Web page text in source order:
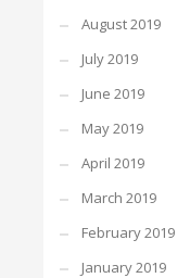
August 2019
July 2019
June 2019
May 2019
April 2019
March 2019
February 2019
January 2019